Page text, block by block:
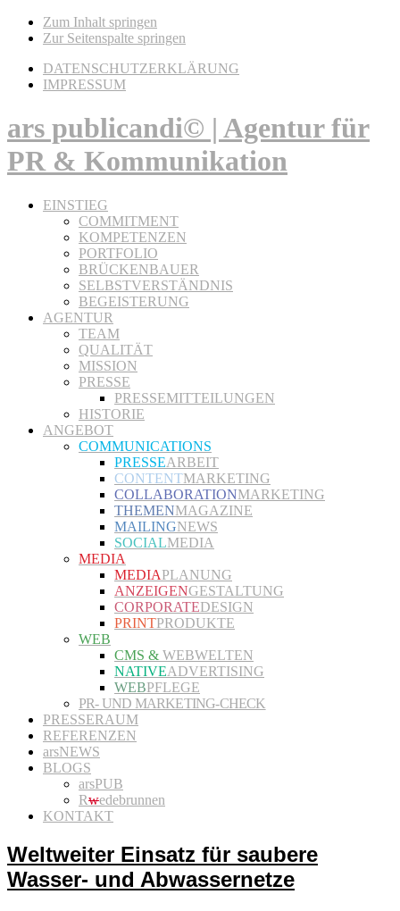
Zum Inhalt springen
Zur Seitenspalte springen
DATENSCHUTZERKLÄRUNG
IMPRESSUM
ars publicandi© | Agentur für
PR & Kommunikation
EINSTIEG
COMMITMENT
KOMPETENZEN
PORTFOLIO
BRÜCKENBAUER
SELBSTVERSTÄNDNIS
BEGEISTERUNG
AGENTUR
TEAM
QUALITÄT
MISSION
PRESSE
PRESSEMITTEILUNGEN
HISTORIE
ANGEBOT
COMMUNICATIONS
PRESSEARBEIT
CONTENTMARKETING
COLLABORATIONMARKETING
THEMENMAGAZINE
MAILINGNEWS
SOCIALMEDIA
MEDIA
MEDIAPLANUNG
ANZEIGENGESTALTUNG
CORPORATEDESIGN
PRINTPRODUKTE
WEB
CMS & WEBWELTEN
NATIVEADVERTISING
WEBPFLEGE
PR- UND MARKETING-CHECK
PRESSERAUM
REFERENZEN
arsNEWS
BLOGS
arsPUB
Rwedebrunnen
KONTAKT
Weltweiter Einsatz für saubere
Wasser- und Abwassernetze